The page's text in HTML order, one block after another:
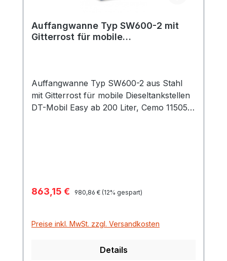
Auffangwanne Typ SW600-2 mit
Gitterrost für mobile
Auffangwanne Typ SW600-2 aus Stahl
mit Gitterrost für mobile Dieseltankstellen
DT-Mobil Easy ab 200 Liter, Cemo 11505
Auffangvolumen 600 Liter Tragfähigkeit
Verkaufspreis:
863,15 € Regulärer Preis:
980,86 € (12% gespart)
Preise inkl. MwSt. zzgl. Versandkosten
Details